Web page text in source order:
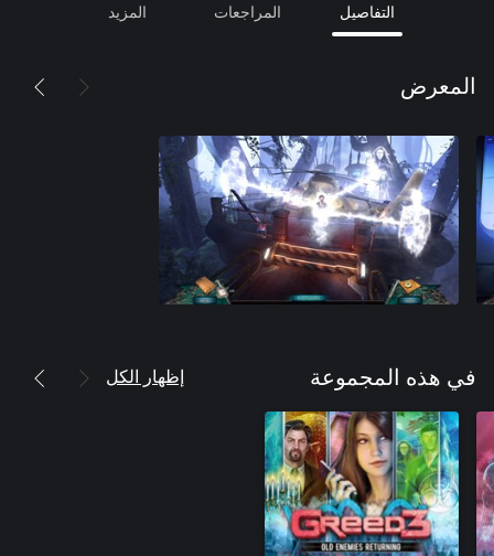
التفاصيل المراجعات المزيد
المعرض
في هذه المجموعة إظهار الكل